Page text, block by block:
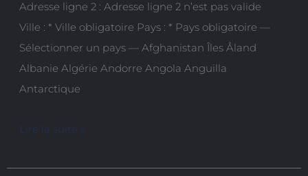
Adresse ligne 2 : Adresse ligne 2 n’est pas valide
Ville : * Ville obligatoire Pays : * Pays obligatoire —
Sélectionner un pays — Afghanistan Îles Åland
Albanie Algérie Andorre Angola Anguilla
Antarctique
Lire la suite »